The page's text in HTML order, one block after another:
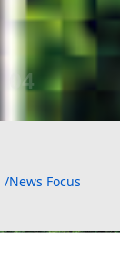
04
/News Focus